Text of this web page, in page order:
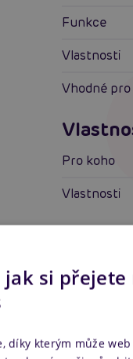
Funkce
Vlastnosti
Vhodné pro
Pro koho
Vlastnosti
Náš kód
jak si
díky kterým může